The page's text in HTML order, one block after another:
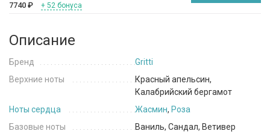
7740 ₽ + 52 бонуса
Описание
Бренд
Gritti
Верхние ноты
Красный апельсин,
Калабрийский бергамот
Ноты сердца
Жасмин, Роза
Базовые ноты
Ваниль, Сандал, Ветивер